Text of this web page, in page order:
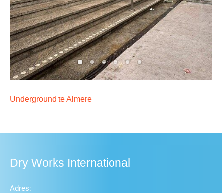
Underground te Almere
Dry Works International
Adres: